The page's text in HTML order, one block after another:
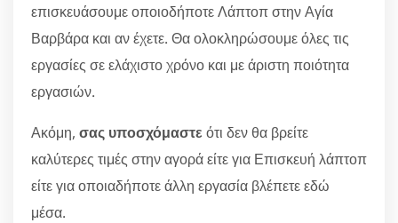
επισκευάσουμε οποιοδήποτε Λάπτοπ στην Αγία
Βαρβάρα και αν έχετε. Θα ολοκληρώσουμε όλες τις
εργασίες σε ελάχιστο χρόνο και με άριστη ποιότητα
εργασιών.
Ακόμη, σας υποσχόμαστε ότι δεν θα βρείτε
καλύτερες τιμές στην αγορά είτε για Επισκευή λάπτοπ
είτε για οποιαδήποτε άλλη εργασία βλέπετε εδώ
μέσα.